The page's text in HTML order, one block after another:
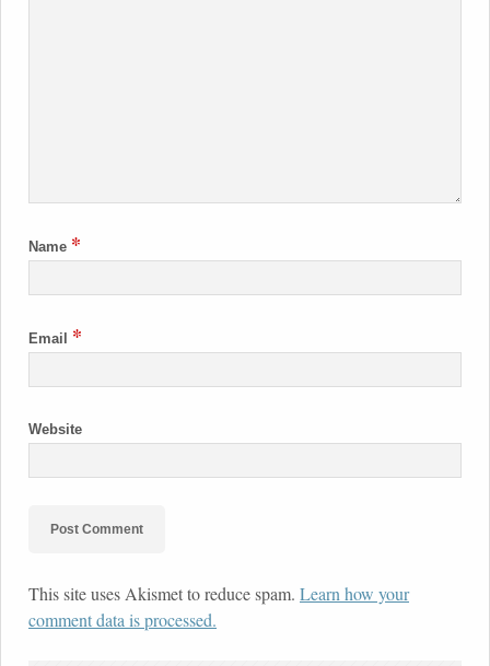
Name *
Email *
Website
This site uses Akismet to reduce spam. Learn how your
comment data is processed.